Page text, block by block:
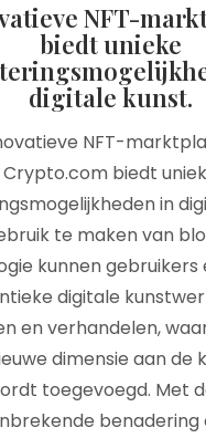
NFT-
biedt unieke
digitale kunst.
NFT-
Crypto.com biedt
in
te maken van
kunnen gebruikers
digitale
en verhandelen,
dimensie aan de
toegevoegd. Met
benadering